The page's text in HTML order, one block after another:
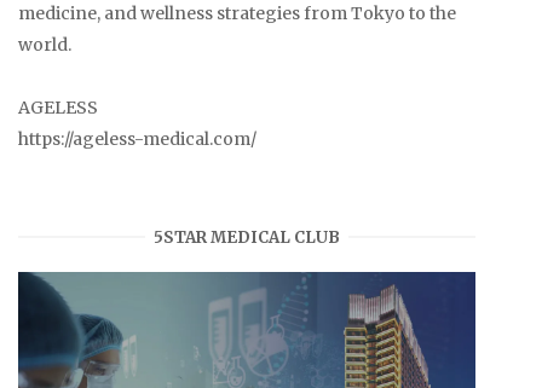
medicine, and wellness strategies from Tokyo to the
world.
AGELESS
https://ageless-medical.com/
5STAR MEDICAL CLUB